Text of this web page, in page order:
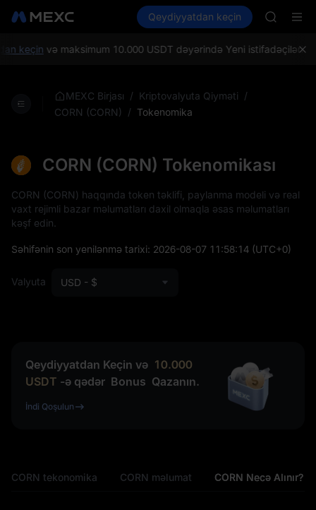
Bazarlar Spot Futures UNITREE
Qeydiyyatdan keçin
HFT
UNITREE
UNITREE
keçinvə maksimum 10.000 USDT dəyərində Yeni istifadəçiləri
MEXC Birjası / Kriptovalyuta Qiyməti /
CORN (CORN)
/ Tokenomika
CORN (CORN) Tokenomikası
CORN (CORN) haqqında token təklifi, paylanma modeli və real
vaxt rejimli bazar məlumatları daxil olmaqla əsas məlumatları
kəşf edin.
Səhifənin son yenilənmə tarixi: 2026-08-07 11:58:14 (UTC+0)
Valyuta USD - $
Qeydiyyatdan Keçin və 10.000
USDT -ə qədər Bonus Qazanın.
İndi Qoşulun
CORN tekonomika CORN məlumat CORN Necə Alınır?